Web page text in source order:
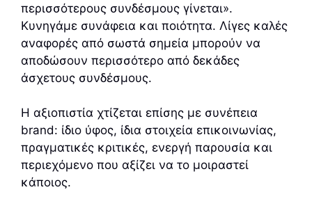
περισσότερους συνδέσμους γίνεται».
Κυνηγάμε συνάφεια και ποιότητα. Λίγες καλές
αναφορές από σωστά σημεία μπορούν να
αποδώσουν περισσότερο από δεκάδες
άσχετους συνδέσμους.
Η αξιοπιστία χτίζεται επίσης με συνέπεια
brand: ίδιο ύφος, ίδια στοιχεία επικοινωνίας,
πραγματικές κριτικές, ενεργή παρουσία και
περιεχόμενο που αξίζει να το μοιραστεί
κάποιος.